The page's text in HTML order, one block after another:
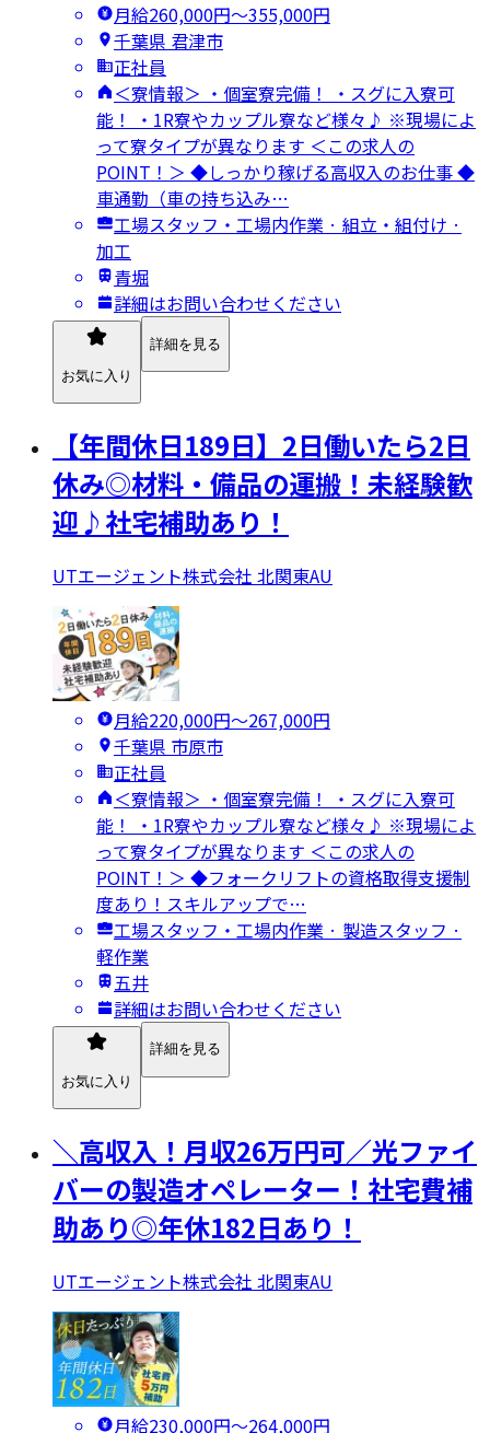
月給260,000円〜355,000円
千葉県 君津市
正社員
＜寮情報＞ ・個室寮完備！ ・スグに入寮可
能！ ・1R寮やカップル寮など様々♪ ※現場によ
って寮タイプが異なります ＜この求人の
POINT！＞ ◆しっかり稼げる高収入のお仕事 ◆
車通勤（車の持ち込み…
工場スタッフ・工場内作業 · 組立・組付け ·
加工
青堀
詳細はお問い合わせください
お気に入り
詳細を見る
【年間休日189日】2日働いたら2日
休み◎材料・備品の運搬！未経験歓
迎♪社宅補助あり！
UTエージェント株式会社 北関東AU
月給220,000円〜267,000円
千葉県 市原市
正社員
＜寮情報＞ ・個室寮完備！ ・スグに入寮可
能！ ・1R寮やカップル寮など様々♪ ※現場によ
って寮タイプが異なります ＜この求人の
POINT！＞ ◆フォークリフトの資格取得支援制
度あり！スキルアップで…
工場スタッフ・工場内作業 · 製造スタッフ ·
軽作業
五井
詳細はお問い合わせください
お気に入り
詳細を見る
＼高収入！月収26万円可／光ファイ
バーの製造オペレーター！社宅費補
助あり◎年休182日あり！
UTエージェント株式会社 北関東AU
月給230,000円〜264,000円